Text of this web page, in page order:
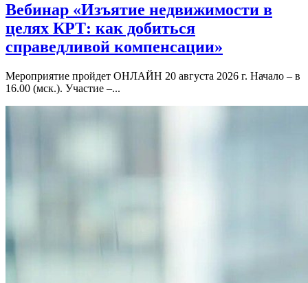
Вебинар «Изъятие недвижимости в
целях КРТ: как добиться
справедливой компенсации»
Мероприятие пройдет ОНЛАЙН 20 августа 2026 г. Начало – в
16.00 (мск.). Участие –...